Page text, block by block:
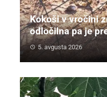
Kokoši v vročini
odločilna pa je
5. avgusta 2026